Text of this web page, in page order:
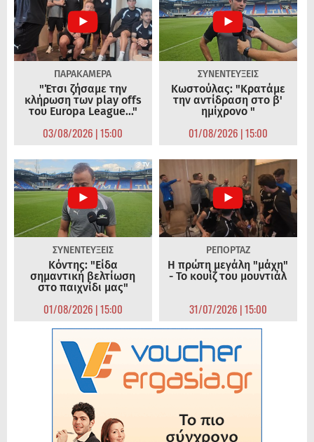
ΠΑΡΑΚΑΜΕΡΑ
"Έτσι ζήσαμε την
κλήρωση των play offs
του Europa League..."
03/08/2026 | 15:00
ΣΥΝΕΝΤΕΥΞΕΙΣ
Κωστούλας: "Κρατάμε
την αντίδραση στο β'
ημίχρονο "
01/08/2026 | 15:00
ΣΥΝΕΝΤΕΥΞΕΙΣ
Κόντης: "Είδα
σημαντική βελτίωση
στο παιχνίδι μας"
01/08/2026 | 15:00
ΡΕΠΟΡΤΑΖ
Η πρώτη μεγάλη "μάχη"
- Το κουίζ του μουντιάλ
31/07/2026 | 15:00